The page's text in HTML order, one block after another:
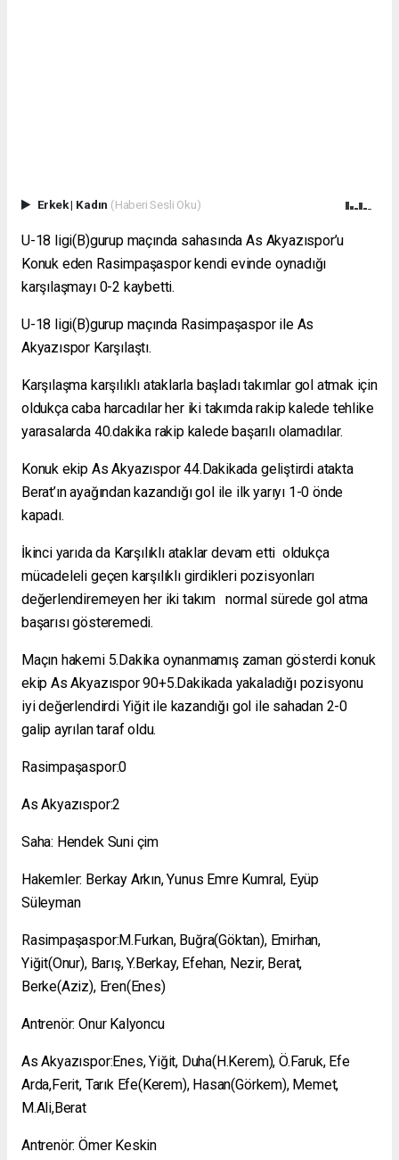
Erkek| Kadın (Haberi Sesli Oku)
U-18 ligi(B)gurup maçında sahasında As Akyazıspor’u
Konuk eden Rasimpaşaspor kendi evinde oynadığı
karşılaşmayı 0-2 kaybetti.
U-18 ligi(B)gurup maçında Rasimpaşaspor ile As
Akyazıspor Karşılaştı.
Karşılaşma karşılıklı ataklarla başladı takımlar gol atmak için
oldukça caba harcadılar her iki takımda rakip kalede tehlike
yarasalarda 40.dakika rakip kalede başarılı olamadılar.
Konuk ekip As Akyazıspor 44.Dakikada geliştirdi atakta
Berat’ın ayağından kazandığı gol ile ilk yarıyı 1-0 önde
kapadı.
İkinci yarıda da Karşılıklı ataklar devam etti oldukça
mücadeleli geçen karşılıklı girdikleri pozisyonları
değerlendiremeyen her iki takım normal sürede gol atma
başarısı gösteremedi.
Maçın hakemi 5.Dakika oynanmamış zaman gösterdi konuk
ekip As Akyazıspor 90+5.Dakikada yakaladığı pozisyonu
iyi değerlendirdi Yiğit ile kazandığı gol ile sahadan 2-0
galip ayrılan taraf oldu.
Rasimpaşaspor:0
As Akyazıspor:2
Saha: Hendek Suni çim
Hakemler: Berkay Arkın, Yunus Emre Kumral, Eyüp
Süleyman
Rasimpaşaspor:M.Furkan, Buğra(Göktan), Emirhan,
Yiğit(Onur), Barış, Y.Berkay, Efehan, Nezir, Berat,
Berke(Aziz), Eren(Enes)
Antrenör: Onur Kalyoncu
As Akyazıspor:Enes, Yiğit, Duha(H.Kerem), Ö.Faruk, Efe
Arda,Ferit, Tarık Efe(Kerem), Hasan(Görkem), Memet,
M.Ali,Berat
Antrenör: Ömer Keskin